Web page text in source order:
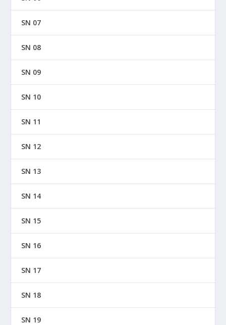
SN 07
SN 08
SN 09
SN 10
SN 11
SN 12
SN 13
SN 14
SN 15
SN 16
SN 17
SN 18
SN 19